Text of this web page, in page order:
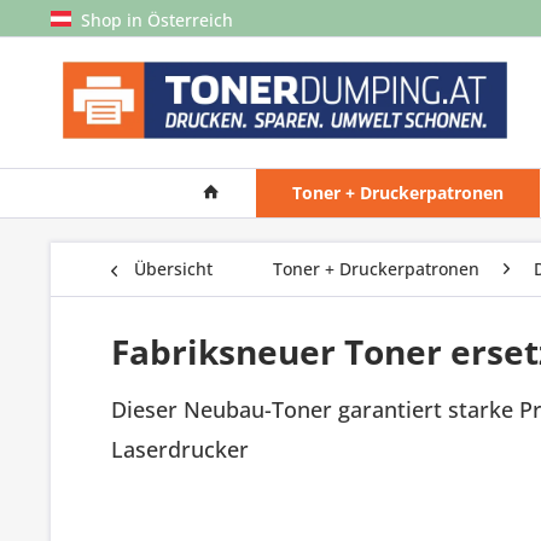
Shop in Österreich
Toner + Druckerpatronen
Übersicht Toner + Druckerpatronen
Fabriksneuer Toner
Dieser Neubau-Toner garantiert starke
Laserdrucker